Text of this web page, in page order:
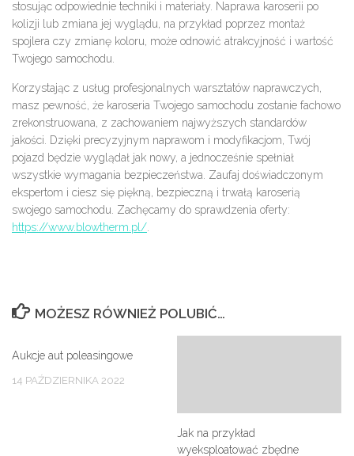
stosując odpowiednie techniki i materiały. Naprawa karoserii po
kolizji lub zmiana jej wyglądu, na przykład poprzez montaż
spojlera czy zmianę koloru, może odnowić atrakcyjność i wartość
Twojego samochodu.
Korzystając z usług profesjonalnych warsztatów naprawczych,
masz pewność, że karoseria Twojego samochodu zostanie fachowo
zrekonstruowana, z zachowaniem najwyższych standardów
jakości. Dzięki precyzyjnym naprawom i modyfikacjom, Twój
pojazd będzie wyglądał jak nowy, a jednocześnie spełniał
wszystkie wymagania bezpieczeństwa. Zaufaj doświadczonym
ekspertom i ciesz się piękną, bezpieczną i trwałą karoserią
swojego samochodu. Zachęcamy do sprawdzenia oferty:
https://www.blowtherm.pl/
MOŻESZ RÓWNIEŻ POLUBIĆ…
Aukcje aut poleasingowe
14 PAŹDZIERNIKA 2022
Jak na przykład
wyeksploatować zbędne